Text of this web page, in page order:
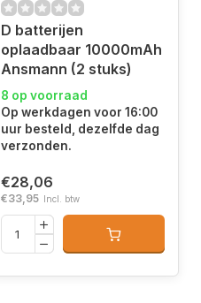
D batterijen
oplaadbaar 10000mAh
Ansmann (2 stuks)
8 op voorraad
Op werkdagen voor 16:00
uur besteld, dezelfde dag
verzonden.
€28,06
€33,95 Incl. btw